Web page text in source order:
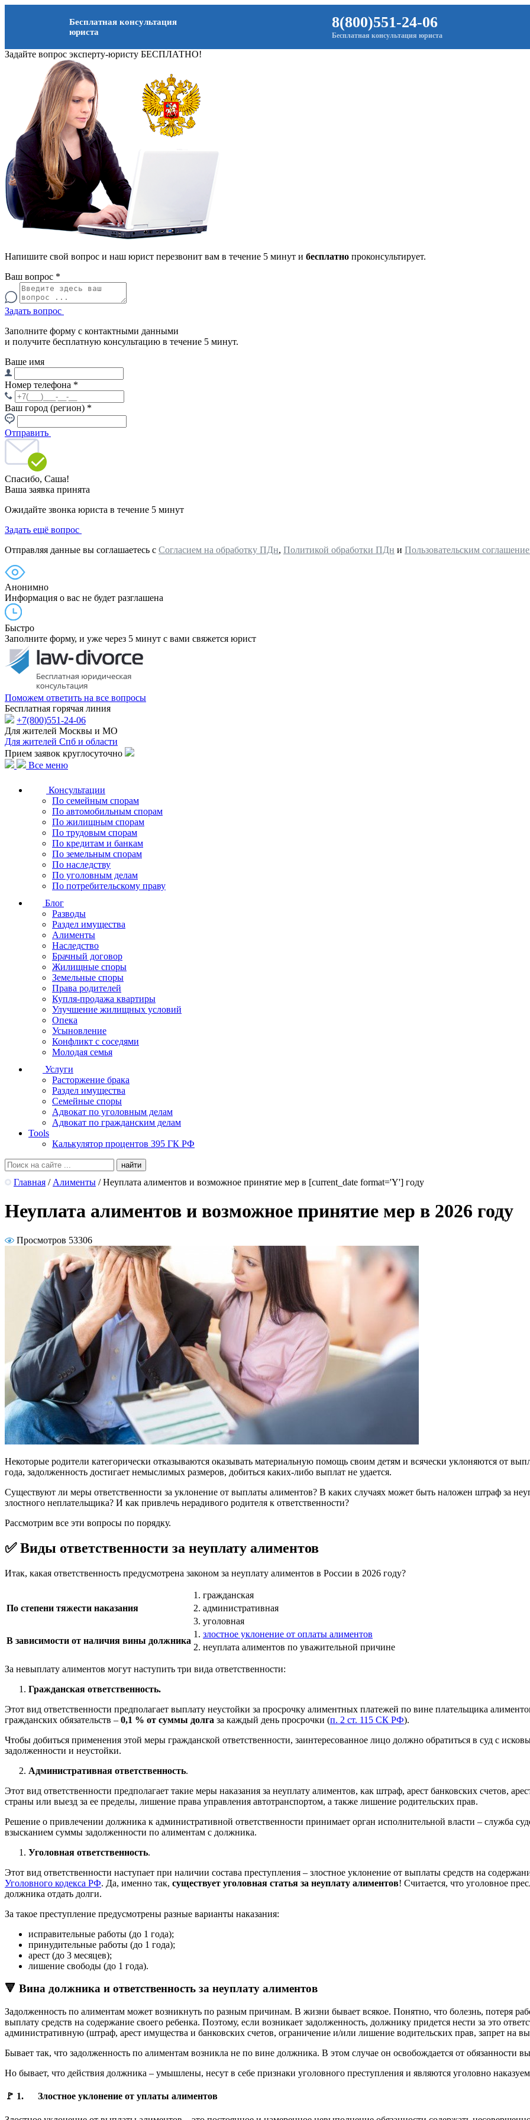
Бесплатная консультация
юриста
8(800)551-24-06
Бесплатная консультация юриста
Задайте вопрос эксперту-юристу БЕСПЛАТНО!
Напишите свой вопрос и наш юрист перезвонит вам в течение 5 минут и бесплатно проконсультирует.
Ваш вопрос *
Задать вопрос
Заполните форму с контактными данными
и получите бесплатную консультацию в течение 5 минут.
Ваше имя
Номер телефона *
Ваш город (регион) *
Отправить
Спасибо, Саша!
Ваша заявка принята
Ожидайте звонка юриста в течение 5 минут
Задать ещё вопрос
Отправляя данные вы соглашаетесь с Согласием на обработку ПДн, Политикой обработки ПДн и Пользовательским
Анонимно
Информация о вас не будет разглашена
Быстро
Заполните форму, и уже через 5 минут с вами свяжется юрист
Поможем ответить на все вопросы
Бесплатная горячая линия
+7(800)551-24-06
Для жителей Москвы и МО
Для жителей Спб и области
Прием заявок круглосуточно
Все меню
Консультации
По семейным спорам
По автомобильным спорам
По жилищным спорам
По трудовым спорам
По кредитам и банкам
По земельным спорам
По наследству
По уголовным делам
По потребительскому праву
Блог
Разводы
Раздел имущества
Алименты
Наследство
Брачный договор
Жилищные споры
Земельные споры
Права родителей
Купля-продажа квартиры
Улучшение жилищных условий
Опека
Усыновление
Конфликт с соседями
Молодая семья
Услуги
Расторжение брака
Раздел имущества
Семейные споры
Адвокат по уголовным делам
Адвокат по гражданским делам
Tools
Калькулятор процентов 395 ГК РФ
Главная / Алименты / Неуплата алиментов и возможное принятие мер в [current_date format='Y'] году
Неуплата алиментов и возможное принятие мер в 2026 году
Просмотров 53306
Некоторые родители категорически отказываются оказывать материальную помощь своим детям и всячески уклоняются от
года, задолженность достигает немыслимых размеров, добиться каких-либо выплат не удается.
Существуют ли меры ответственности за уклонение от выплаты алиментов? В каких случаях может быть наложен штраф за
злостного неплательщика? И как привлечь нерадивого родителя к ответственности?
Рассмотрим все эти вопросы по порядку.
✅ Виды ответственности за неуплату алиментов
Итак, какая ответственность предусмотрена законом за неуплату алиментов в России в 2026 году?
По степени тяжести наказания
1. гражданская
2. административная
3. уголовная
В зависимости от наличия вины должника
1. злостное уклонение от оплаты алиментов
2. неуплата алиментов по уважительной причине
За невыплату алиментов могут наступить три вида ответственности:
Гражданская ответственность.
Этот вид ответственности предполагает выплату неустойки за просрочку алиментных платежей по вине плательщика
гражданских обязательств – 0,1 % от суммы долга за каждый день просрочки (п. 2 ст. 115 СК РФ).
Чтобы добиться применения этой меры гражданской ответственности, заинтересованное лицо должно обратиться в суд с
задолженности и неустойки.
Административная ответственность.
Этот вид ответственности предполагает такие меры наказания за неуплату алиментов, как штраф, арест банковских счетов,
страны или выезд за ее пределы, лишение права управления автотранспортом, а также лишение родительских прав.
Решение о привлечении должника к административной ответственности принимает орган исполнительной власти – служба
взысканием суммы задолженности по алиментам с должника.
Уголовная ответственность.
Этот вид ответственности наступает при наличии состава преступления – злостное уклонение от выплаты средств на
Уголовного кодекса РФ. Да, именно так, существует уголовная статья за неуплату алиментов! Считается, что уголовное
должника отдать долги.
За такое преступление предусмотрены разные варианты наказания:
исправительные работы (до 1 года);
принудительные работы (до 1 года);
арест (до 3 месяцев);
лишение свободы (до 1 года).
🔻 Вина должника и ответственность за неуплату алиментов
Задолженность по алиментам может возникнуть по разным причинам. В жизни бывает всякое. Понятно, что болезнь, потеря
выплату средств на содержание своего ребенка. Поэтому, если возникает задолженность, должнику придется нести за это
административную (штраф, арест имущества и банковских счетов, ограничение и/или лишение водительских прав, запрет на
Бывает так, что задолженность по алиментам возникла не по вине должника. В этом случае он освобождается от обязанности
Но бывает, что действия должника – умышлены, несут в себе признаки уголовного преступления и являются уголовно
🚩 1. Злостное уклонение от уплаты алиментов